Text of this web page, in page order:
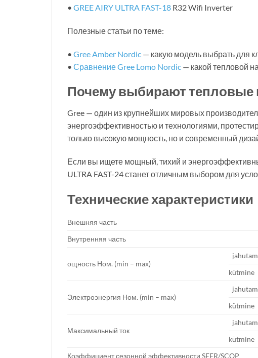
• GREE AIRY ULTRA FAST-18 R32 Wifi Inverter
Полезные статьи по теме:
• Gree Amber Nordic — какую модель выбрать для
• Сравнение Gree Lomo Nordic — какой тепловой
Почему выбирают тепловые
Gree — один из крупнейших мировых
энергоэффективностью и технологиями,
только высокую мощность, но и современный
Если вы ищете мощный, тихий и
ULTRA FAST-24 станет отличным выбором для
Технические характеристики
Внешняя часть
Внутренняя часть
ощность Ном. (min – max)
kütmine
Электроэнергия Ном. (min – max)
kütmine
Максимальный ток
kütmine
Коэффициент сезонной эффективности SEER/SCOP